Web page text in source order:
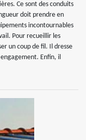
Ce sont des conduits
doit prendre en
incontournables
Pour recueillir les
un coup de fil. Il dresse
Enfin, il